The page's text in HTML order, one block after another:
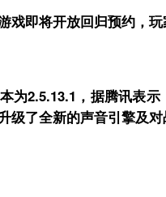
戏即将开放回归预约，
为2.5.13.1，据腾讯表
级了全新的声音引擎及